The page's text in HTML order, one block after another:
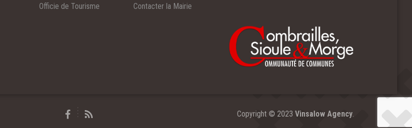
Officie de Tourisme
Contacter la Mairie
Copyright © 2023 Vinsalow Agency.